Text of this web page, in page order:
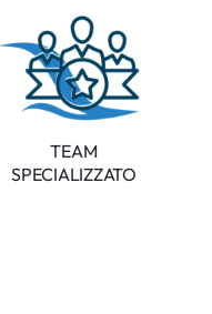
TEAM
SPECIALIZZATO